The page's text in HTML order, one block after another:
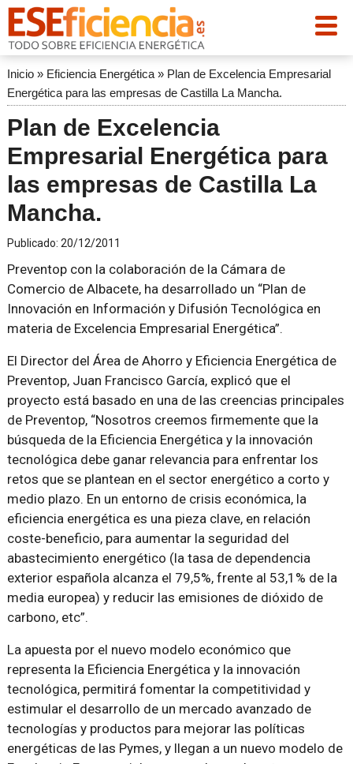
Inicio» Eficiencia Energética» Plan de Excelencia Empresarial
Energética para las empresas de Castilla La Mancha.
Plan de Excelencia
Empresarial Energética para
las empresas de Castilla La
Mancha.
Publicado: 20/12/2011
Preventop con la colaboración de la Cámara de
Comercio de Albacete, ha desarrollado un “Plan de
Innovación en Información y Difusión Tecnológica en
materia de Excelencia Empresarial Energética”.
El Director del Área de Ahorro y Eficiencia Energética de
Preventop, Juan Francisco García, explicó que el
proyecto está basado en una de las creencias principales
de Preventop, “Nosotros creemos firmemente que la
búsqueda de la Eficiencia Energética y la innovación
tecnológica debe ganar relevancia para enfrentar los
retos que se plantean en el sector energético a corto y
medio plazo. En un entorno de crisis económica, la
eficiencia energética es una pieza clave, en relación
coste-beneficio, para aumentar la seguridad del
abastecimiento energético (la tasa de dependencia
exterior española alcanza el 79,5%, frente al 53,1% de la
media europea) y reducir las emisiones de dióxido de
carbono, etc”.
La apuesta por el nuevo modelo económico que
representa la Eficiencia Energética y la innovación
tecnológica, permitirá fomentar la competitividad y
estimular el desarrollo de un mercado avanzado de
tecnologías y productos para mejorar las políticas
energéticas de las Pymes, y llegan a un nuevo modelo de